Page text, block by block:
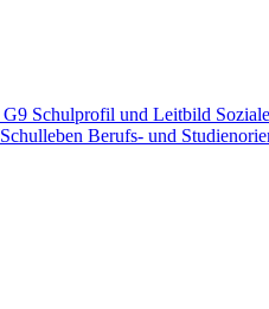
G9 Schulprofil und Leitbild
Berufs- und